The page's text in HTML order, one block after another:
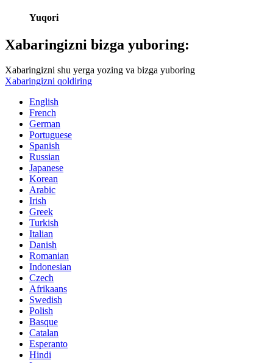
Yuqori
Xabaringizni bizga yuboring:
Xabaringizni shu yerga yozing va bizga yuboring
Xabaringizni qoldiring
English
French
German
Portuguese
Spanish
Russian
Japanese
Korean
Arabic
Irish
Greek
Turkish
Italian
Danish
Romanian
Indonesian
Czech
Afrikaans
Swedish
Polish
Basque
Catalan
Esperanto
Hindi